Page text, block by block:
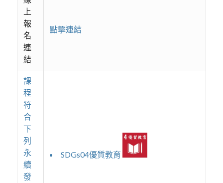
上
報
名
連
結
點擊連結
課
程
符
合
下
列
永
續
發
SDGs04優質教育